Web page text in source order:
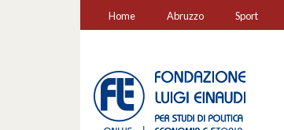
Home Abruzzo Sport